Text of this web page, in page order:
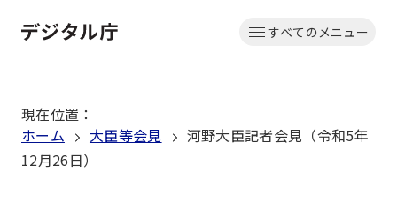
文
動
すべてのメニュー
現在位置 ：
ホーム
大臣等会見
河野大臣記者会見（令和5年
12月26日）